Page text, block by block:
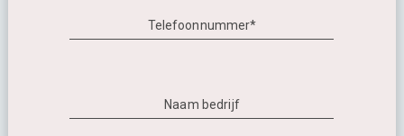
Telefoonnummer*
Naam bedrijf